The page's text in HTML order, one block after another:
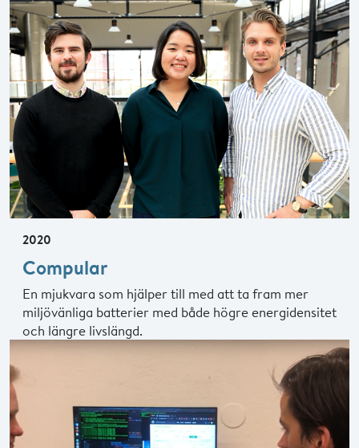
2020
Compular
En mjukvara som hjälper till med att ta fram mer
miljövänliga batterier med både högre energidensitet
och längre livslängd.